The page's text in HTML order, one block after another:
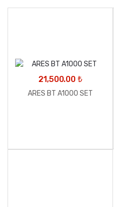
21,500.00 ₺
ARES BT A1000 SET